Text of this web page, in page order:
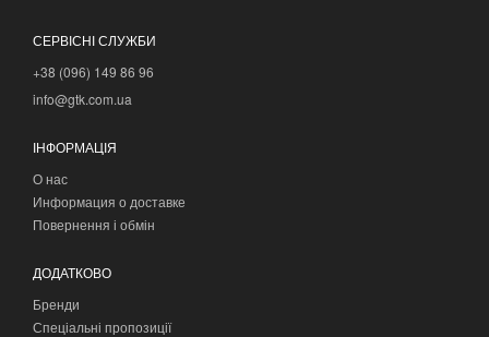
СЕРВІСНІ СЛУЖБИ
+38 (096) 149 86 96
info@gtk.com.ua
ІНФОРМАЦІЯ
О нас
Информация о доставке
Повернення і обмін
ДОДАТКОВО
Бренди
Спеціальні пропозиції